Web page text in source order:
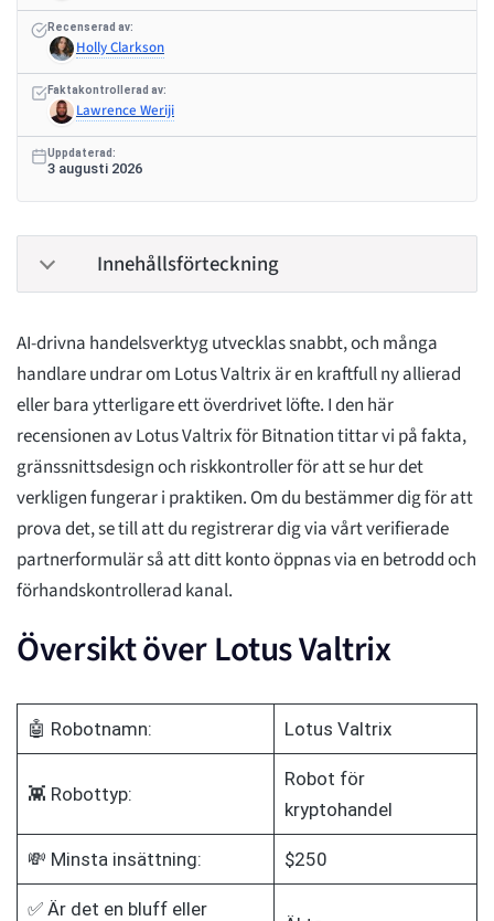
Recenserad av:
Holly Clarkson
Faktakontrollerad av:
Lawrence Weriji
Uppdaterad:
3 augusti 2026
Innehållsförteckning
AI-drivna handelsverktyg utvecklas snabbt, och många
handlare undrar om Lotus Valtrix är en kraftfull ny allierad
eller bara ytterligare ett överdrivet löfte. I den här
recensionen av Lotus Valtrix för Bitnation tittar vi på fakta,
gränssnittsdesign och riskkontroller för att se hur det
verkligen fungerar i praktiken. Om du bestämmer dig för att
prova det, se till att du registrerar dig via vårt verifierade
partnerformulär så att ditt konto öppnas via en betrodd och
förhandskontrollerad kanal.
Översikt över Lotus Valtrix
🤖 Robotnamn: Lotus Valtrix
👾 Robottyp:
Robot för
kryptohandel
💸 Minsta insättning: $250
✅ Är det en bluff eller